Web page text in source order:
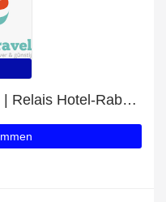
Verifizierte Hotel Grünwald | Relais Hotel-Rabatte: 9% Rabatt